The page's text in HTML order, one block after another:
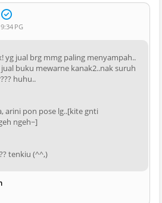
PG
yg jual brg mmg paling menyampah..
buku mewarne kanak2..nak suruh
huhu..
arini pon pose lg..[kite gnti
ngeh~]
tenkiu (^^,)